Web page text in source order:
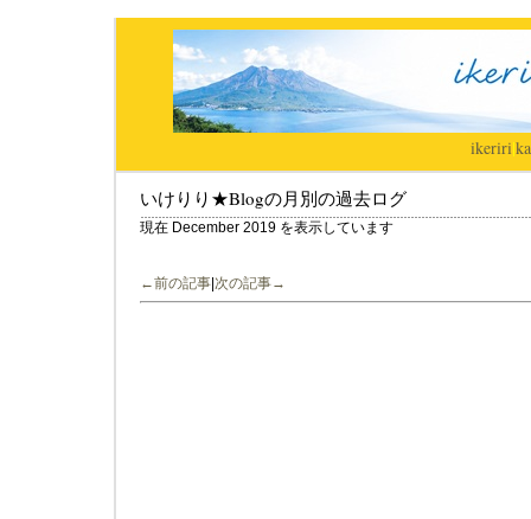
ikeriri|
いけりり★Blogの月別の過去ログ
現在 December 2019 を表示しています
←前の記事 次の記事→